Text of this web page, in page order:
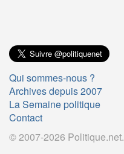
Qui sommes-nous ?
Archives depuis 2007
La Semaine politique
Contact
© 2007-2026 Politique.net.